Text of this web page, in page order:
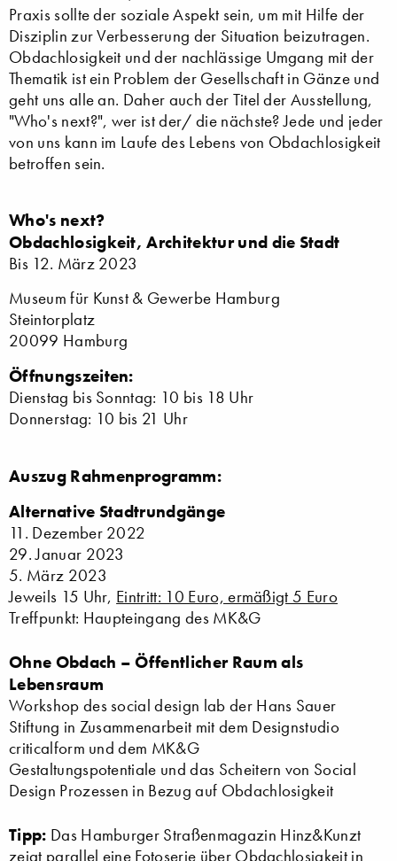
Praxis sollte der soziale Aspekt sein, um mit Hilfe der
Disziplin zur Verbesserung der Situation beizutragen.
Obdachlosigkeit und der nachlässige Umgang mit der
Thematik ist ein Problem der Gesellschaft in Gänze und
geht uns alle an. Daher auch der Titel der Ausstellung,
"Who's next?", wer ist der/ die nächste? Jede und jeder
von uns kann im Laufe des Lebens von Obdachlosigkeit
betroffen sein.
Who's next?
Obdachlosigkeit, Architektur und die Stadt
Bis 12. März 2023
Museum für Kunst & Gewerbe Hamburg
Steintorplatz
20099 Hamburg
Öffnungszeiten:
Dienstag bis Sonntag: 10 bis 18 Uhr
Donnerstag: 10 bis 21 Uhr
Auszug Rahmenprogramm:
Alternative Stadtrundgänge
11. Dezember 2022
29. Januar 2023
5. März 2023
Jeweils 15 Uhr, Eintritt: 10 Euro, ermäßigt 5 Euro
Treffpunkt: Haupteingang des MK&G
Ohne Obdach – Öffentlicher Raum als
Lebensraum
Workshop des social design lab der Hans Sauer
Stiftung in Zusammenarbeit mit dem Designstudio
criticalform und dem MK&G
Gestaltungspotentiale und das Scheitern von Social
Design Prozessen in Bezug auf Obdachlosigkeit
Tipp: Das Hamburger Straßenmagazin Hinz&Kunzt
zeigt parallel eine Fotoserie über Obdachlosigkeit in